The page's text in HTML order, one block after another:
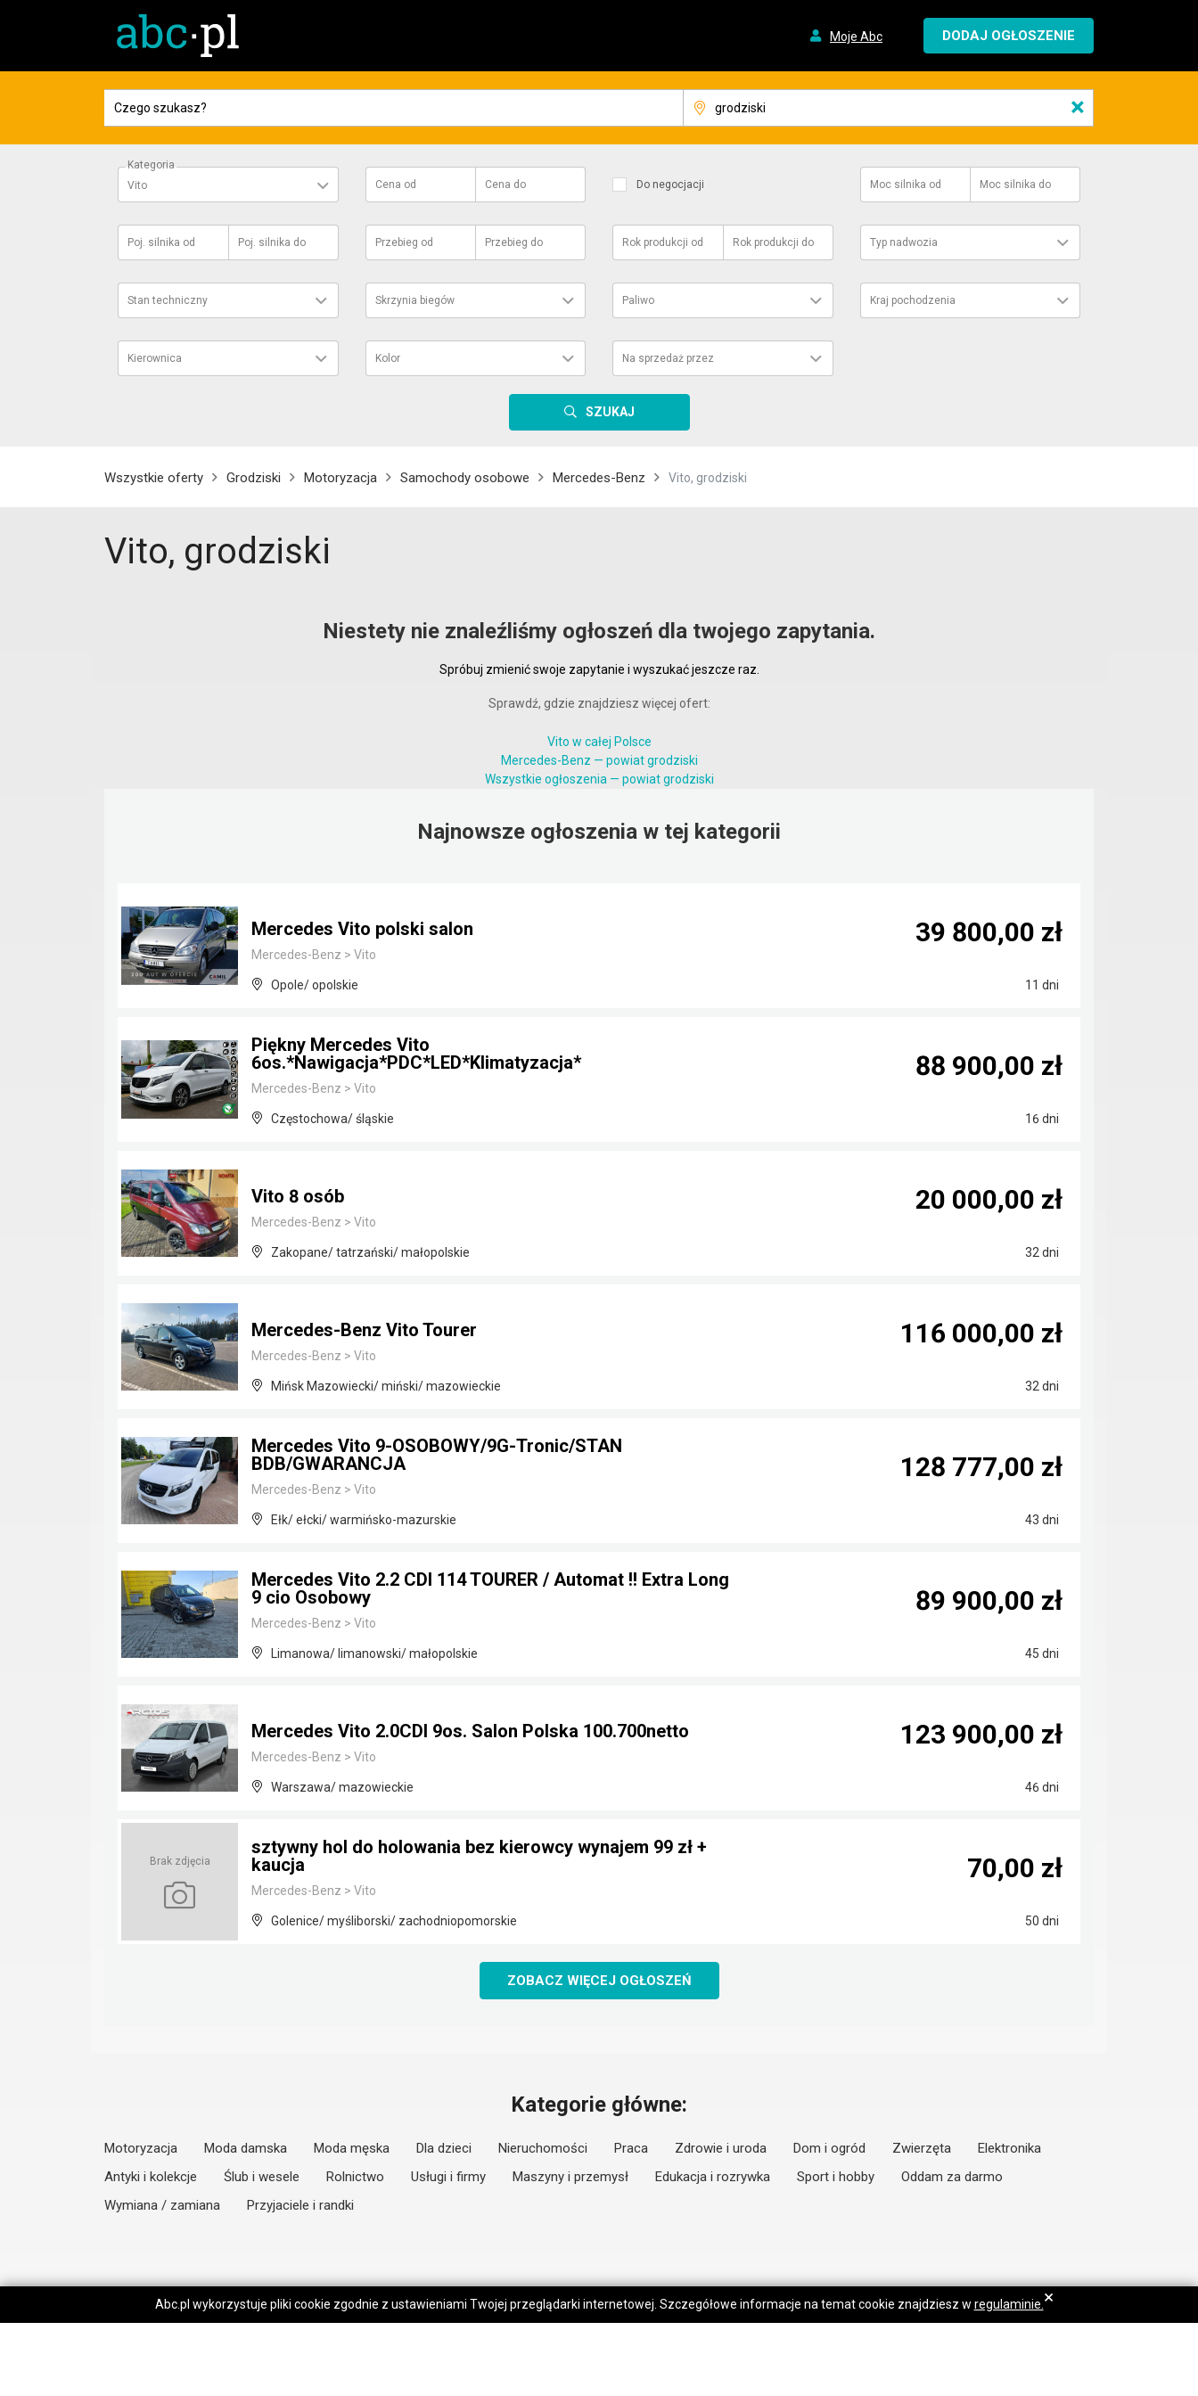
Moje Abc DODAJ OGŁOSZENIE
×
Kategoria
Vito
Cena od Cena do Do negocjacji Moc silnika od Moc silnika do
Poj. silnika od Poj. silnika do Przebieg od Przebieg do Rok produkcji od Rok produkcji do Typ nadwozia
Stan techniczny Skrzynia biegów Paliwo Kraj pochodzenia
Kierownica Kolor Na sprzedaż przez
SZUKAJ
Wszystkie oferty Grodziski Motoryzacja Samochody osobowe Mercedes-Benz Vito, grodziski
Vito, grodziski
Niestety nie znaleźliśmy ogłoszeń dla twojego zapytania.
Spróbuj zmienić swoje zapytanie i wyszukać jeszcze raz.
Sprawdź, gdzie znajdziesz więcej ofert:
Vito w całej Polsce
Mercedes-Benz — powiat grodziski
Wszystkie ogłoszenia — powiat grodziski
Najnowsze ogłoszenia w tej kategorii
Mercedes Vito polski salon
Mercedes-Benz > Vito
Opole/ opolskie 11 dni
39 800,00 zł
Piękny Mercedes Vito
6os.*Nawigacja*PDC*LED*Klimatyzacja*
Mercedes-Benz > Vito
Częstochowa/ śląskie 16 dni
88 900,00 zł
Vito 8 osób
Mercedes-Benz > Vito
Zakopane/ tatrzański/ małopolskie 32 dni
20 000,00 zł
Mercedes-Benz Vito Tourer
Mercedes-Benz > Vito
Mińsk Mazowiecki/ miński/ mazowieckie 32 dni
116 000,00 zł
Mercedes Vito 9-OSOBOWY/9G-Tronic/STAN
BDB/GWARANCJA
Mercedes-Benz > Vito
Ełk/ ełcki/ warmińsko-mazurskie 43 dni
128 777,00 zł
Mercedes Vito 2.2 CDI 114 TOURER / Automat !! Extra Long
9 cio Osobowy
Mercedes-Benz > Vito
Limanowa/ limanowski/ małopolskie 45 dni
89 900,00 zł
Mercedes Vito 2.0CDI 9os. Salon Polska 100.700netto
Mercedes-Benz > Vito
Warszawa/ mazowieckie 46 dni
123 900,00 zł
Brak zdjęcia
sztywny hol do holowania bez kierowcy wynajem 99 zł +
kaucja
Mercedes-Benz > Vito
Golenice/ myśliborski/ zachodniopomorskie 50 dni
70,00 zł
ZOBACZ WIĘCEJ OGŁOSZEŃ
Kategorie główne:
Motoryzacja Moda damska Moda męska Dla dzieci Nieruchomości Praca Zdrowie i uroda Dom i ogród Zwierzęta
Elektronika
Antyki i kolekcje
Ślub i wesele Rolnictwo Usługi i firmy Maszyny i przemysł Edukacja i rozrywka Sport i hobby
Oddam za darmo
Wymiana / zamiana
Przyjaciele i randki
Abc.pl wykorzystuje pliki cookie zgodnie z ustawieniami Twojej przeglądarki internetowej. Szczegółowe informacje na temat cookie znajdziesz w regulaminie. ×